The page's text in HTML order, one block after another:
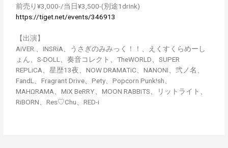
前売り¥3,000-/当日¥3,500-(別途1drink)
https://tiget.net/events/346913
【出演】
AiVER.、INSRiA、うさぎのみみっく！！、えくすくらめーし
ょん、S-DOLL、奏音コレクト、TheWORLD、SUPER
REPLiCA、星歴13夜、NOW DRAMATiC、NANONI、弐ノ名、
FandL、Fragrant Drive、Pety、Popcorn Punk!sh、
MAHΩRAMA、MiX BeRRY、MOON RABBiTS、リットライト、
RiBORN、Res♡Chu、RED-i